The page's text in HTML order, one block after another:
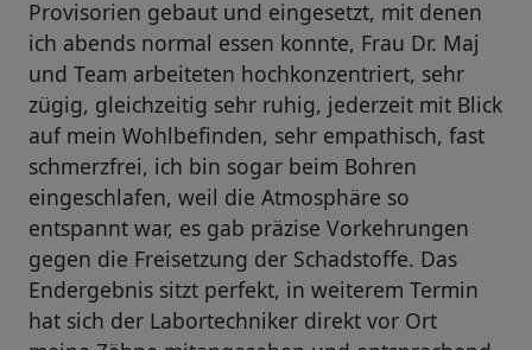
Provisorien gebaut und eingesetzt, mit denen
ich abends normal essen konnte, Frau Dr. Maj
und Team arbeiteten hochkonzentriert, sehr
zügig, gleichzeitig sehr ruhig, jederzeit mit Blick
auf mein Wohlbefinden, sehr empathisch, fast
schmerzfrei, ich bin sogar beim Bohren
eingeschlafen, weil die Atmosphäre so
entspannt war, es gab präzise Vorkehrungen
gegen die Freisetzung der Schadstoffe. Das
Endergebnis sitzt perfekt, in weiterem Termin
hat sich der Labortechniker direkt vor Ort